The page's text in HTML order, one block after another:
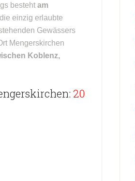
besteht am
einzig erlaubte
Gewässers
Mengerskirchen
Koblenz,
20